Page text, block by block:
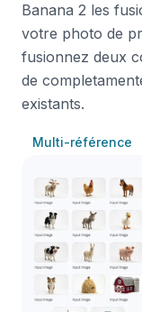
Banana 2 les
votre photo de
fusionnez deux
de
existants.
Multi-référence